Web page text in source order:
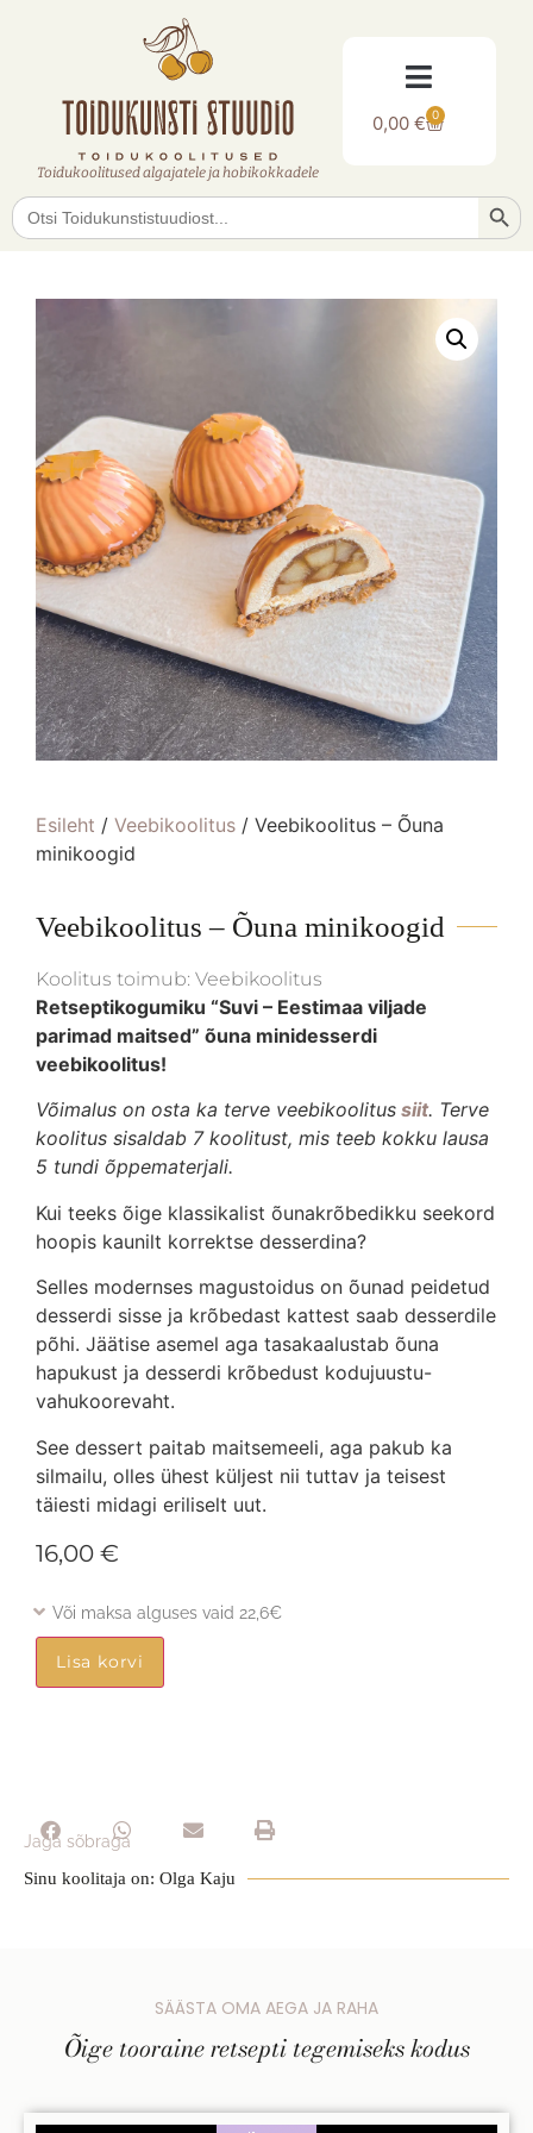
Toidukoolitused algajatele ja hobikokkadele
0,00€ 0
Search
for:
Esileht / Veebikoolitus / Veebikoolitus – Õuna
minikoogid
Veebikoolitus – Õuna minikoogid
Koolitus toimub: Veebikoolitus
Retseptikogumiku “Suvi – Eestimaa viljade
parimad maitsed” õuna minidesserdi
veebikoolitus!
Võimalus on osta ka terve veebikoolitus siit. Terve
koolitus sisaldab 7 koolitust, mis teeb kokku lausa
5 tundi õppematerjali.
Kui teeks õige klassikalist õunakrõbedikku seekord
hoopis kaunilt korrektse desserdina?
Selles modernses magustoidus on õunad peidetud
desserdi sisse ja krõbedast kattest saab desserdile
põhi. Jäätise asemel aga tasakaalustab õuna
hapukust ja desserdi krõbedust kodujuustu-
vahukoorevaht.
See dessert paitab maitsemeeli, aga pakub ka
silmailu, olles ühest küljest nii tuttav ja teisest
täiesti midagi eriliselt uut.
16,00 €
Või maksa alguses vaid 22,6€
Lisa korvi
Jaga sõbraga
Sinu koolitaja on: Olga Kaju
SÄÄSTA OMA AEGA JA RAHA
Õige tooraine retsepti tegemiseks kodus